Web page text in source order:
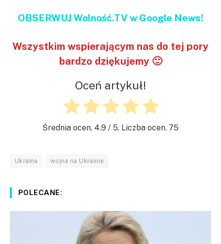
OBSERWUJ Wolność.TV w Google News!
Wszystkim wspierającym nas do tej pory
bardzo dziękujemy 🙂
Oceń artykuł!
Średnia ocen. 4.9 / 5. Liczba ocen. 75
Ukraina wojna na Ukrainie
POLECANE: